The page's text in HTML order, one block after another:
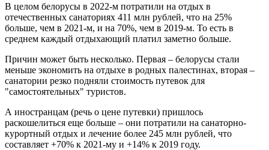
В целом белорусы в 2022-м потратили на отдых в
отечественных санаториях 411 млн рублей, что на 25%
больше, чем в 2021-м, и на 70%, чем в 2019-м. То есть в
среднем каждый отдыхающий платил заметно больше.
Причин может быть несколько. Первая – белорусы стали
меньше экономить на отдыхе в родных палестинах, вторая –
санатории резко подняли стоимость путевок для
"самостоятельных" туристов.
А иностранцам (речь о цене путевки) пришлось
раскошелиться еще больше – они потратили на санаторно-
курортный отдых и лечение более 245 млн рублей, что
составляет +70% к 2021-му и +14% к 2019 году.